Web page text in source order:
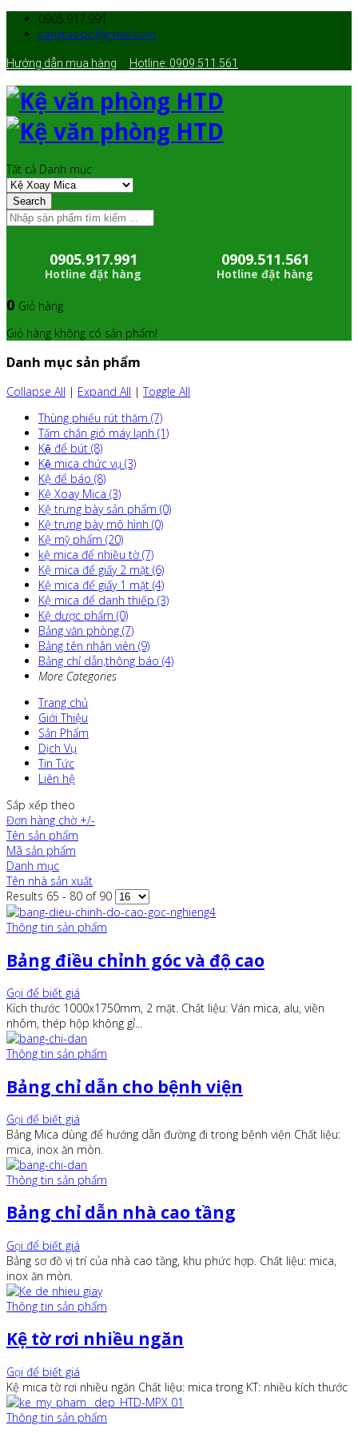
0905.917.991
sangtaoqc@gmail.com
Hướng dẫn mua hàng Hotline: 0909.511.561
Tất cả Danh mục
Search
0905.917.991
Hotline đặt hàng
0909.511.561
Hotline đặt hàng
0 Giỏ hàng
Giỏ hàng không có sản phẩm!
Danh mục sản phẩm
Collapse All | Expand All |Toggle All
Thùng phiếu rút thăm (7)
Tấm chắn gió máy lạnh (1)
Kệ để bút (8)
Kệ mica chức vụ (3)
Kệ để báo (8)
Kệ Xoay Mica (3)
Kệ trưng bày sản phẩm (0)
Kệ trưng bày mô hình (0)
Kệ mỹ phẩm (20)
kệ mica để nhiều tờ (7)
Kệ mica để giấy 2 mặt (6)
Kệ mica để giấy 1 mặt (4)
Kệ mica để danh thiếp (3)
Kệ dược phẩm (0)
Bảng văn phòng (7)
Bảng tên nhân viên (9)
Bảng chỉ dẫn,thông báo (4)
More Categories
Trang chủ
Giới Thiệu
Sản Phẩm
Dịch Vụ
Tin Tức
Liên hệ
Sắp xếp theo
Đơn hàng chờ +/-
Tên sản phẩm
Mã sản phẩm
Danh mục
Tên nhà sản xuất
Results 65 - 80 of 90
Thông tin sản phẩm
Bảng điều chỉnh góc và độ cao
Gọi để biết giá
Kích thước 1000x1750mm, 2 mặt. Chất liệu: Ván mica, alu, viền
nhôm, thép hộp không gỉ...
Thông tin sản phẩm
Bảng chỉ dẫn cho bệnh viện
Gọi để biết giá
Bảng Mica dùng để hướng dẫn đường đi trong bệnh viện Chất liệu:
mica, inox ăn mòn.
Thông tin sản phẩm
Bảng chỉ dẫn nhà cao tầng
Gọi để biết giá
Bảng sơ đồ vị trí của nhà cao tầng, khu phức hợp. Chất liệu: mica,
inox ăn mòn.
Thông tin sản phẩm
Kệ tờ rơi nhiều ngăn
Gọi để biết giá
Kệ mica tờ rơi nhiều ngăn Chất liệu: mica trong KT: nhiều kích thước
Thông tin sản phẩm